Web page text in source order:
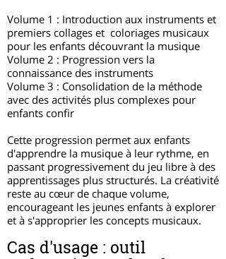
Volume 1 : Introduction aux instruments et
premiers collages et coloriages musicaux
pour les enfants découvrant la musique
Volume 2 : Progression vers la
connaissance des instruments
Volume 3 : Consolidation de la méthode
avec des activités plus complexes pour
enfants confir
Cette progression permet aux enfants
d'apprendre la musique à leur rythme, en
passant progressivement du jeu libre à des
apprentissages plus structurés. La créativité
reste au cœur de chaque volume,
encourageant les jeunes enfants à explorer
et à s'approprier les concepts musicaux.
Cas d'usage : outil